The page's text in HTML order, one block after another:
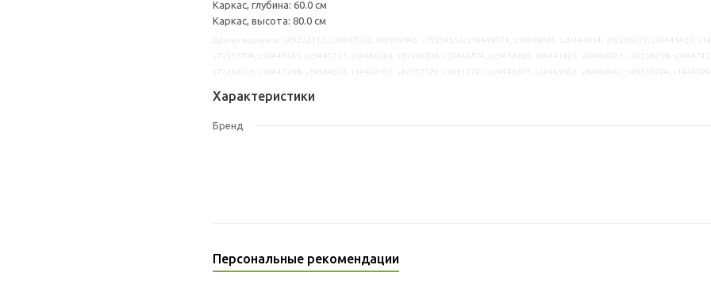
Каркас, глубина: 60.0 см
Каркас, высота: 80.0 см
Характеристики
Бренд
Персональные рекомендации